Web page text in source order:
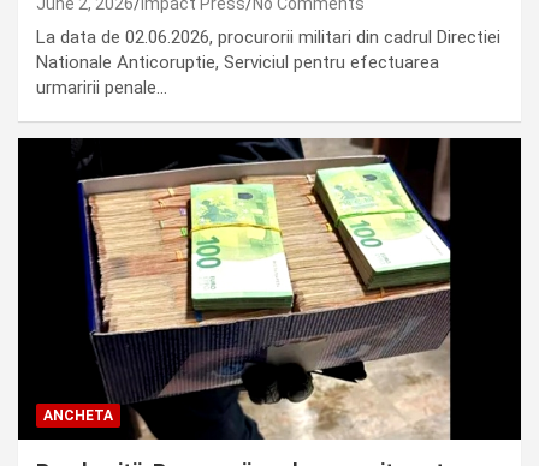
La data de 02.06.2026, procurorii militari din cadrul Directiei
Nationale Anticoruptie, Serviciul pentru efectuarea
urmaririi penale…
ANCHETA